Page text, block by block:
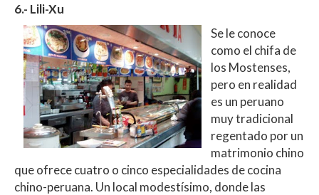
6.- Lili-Xu
Se le conoce
como el chifa de
los Mostenses,
pero en realidad
es un peruano
muy tradicional
regentado por un
matrimonio chino
que ofrece cuatro o cinco especialidades de cocina
chino-peruana. Un local modestísimo, donde las